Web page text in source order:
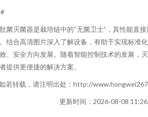
菌灭菌器是栽培链中的“无菌卫士”，其性能直
结合高清图片深入了解设备，有助于实现标准
、安全方向发展。随着智能控制技术的发展，
提供更便捷的解决方案。
若转载，请注明出处：http://
更新时间：2026-08-08